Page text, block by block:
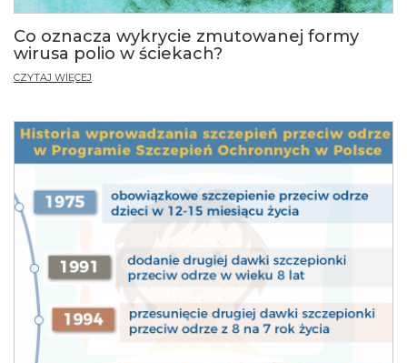
Co oznacza wykrycie zmutowanej formy
wirusa polio w ściekach?
CZYTAJ WIĘCEJ